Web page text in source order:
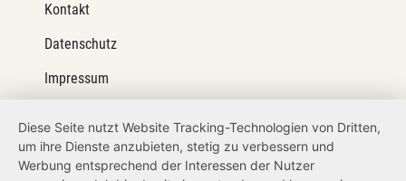
Kontakt
Datenschutz
Impressum
Netiquette
Diese Seite nutzt Website Tracking-Technologien von Dritten,
um ihre Dienste anzubieten, stetig zu verbessern und
Werbung entsprechend der Interessen der Nutzer